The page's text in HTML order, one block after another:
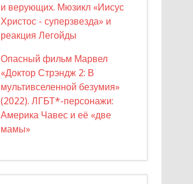
и верующих. Мюзикл «Иисус
Христос - суперзвезда» и
реакция Легойды
Опасный фильм Марвел
«Доктор Стрэндж 2: В
мультивселенной безумия»
(2022). ЛГБТ*-персонажи:
Америка Чавес и её «две
мамы»